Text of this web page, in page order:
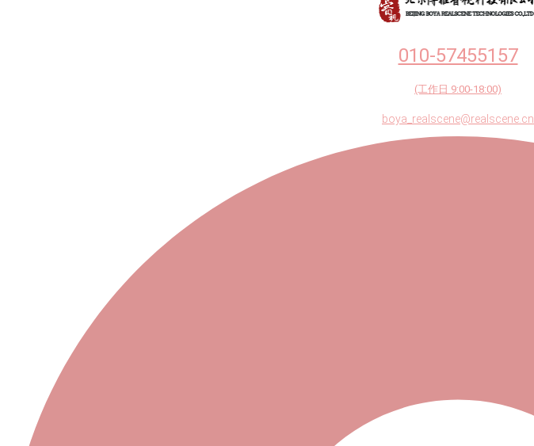
010-57455157
(工作日 9:00-18:00)
boya_realscene@realscene.cn